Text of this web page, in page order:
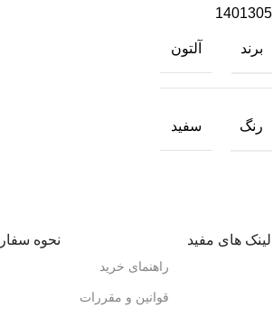
1401305
برند آلتون
رنگ سفید
لینک های مفید نحوه
راهنمای خرید
قوانین و مقررات